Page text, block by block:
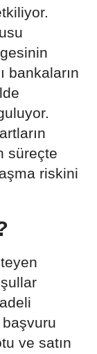
bankaların
süreçte
riskini
ve satın